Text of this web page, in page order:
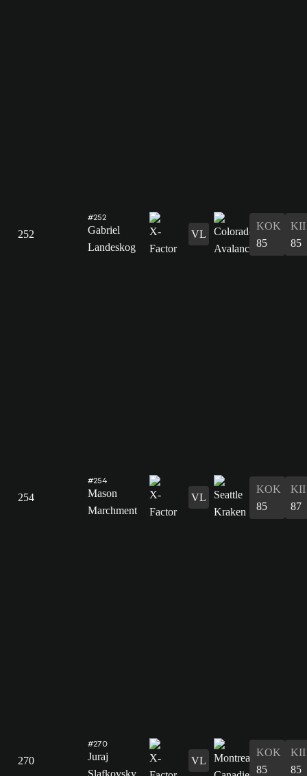
252
#252
Gabriel
Landeskog
VL
KOK
85
KII
85
254
#254
Mason
Marchment
VL
KOK
85
KII
87
270
#270
Juraj
Slafkovsky
VL
KOK
85
KII
85